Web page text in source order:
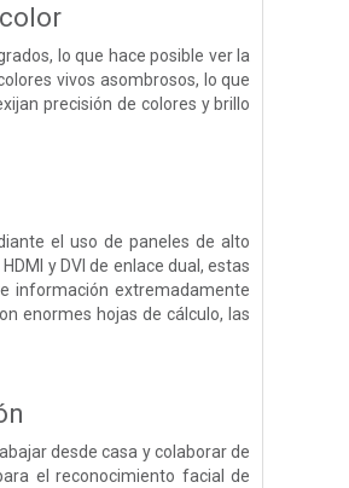
lo que hace posible ver la
vivos asombrosos, lo que
precisión de colores y brillo
el uso de paneles de alto
y DVI de enlace dual, estas
información extremadamente
enormes hojas de cálculo, las
desde casa y colaborar de
el reconocimiento facial de